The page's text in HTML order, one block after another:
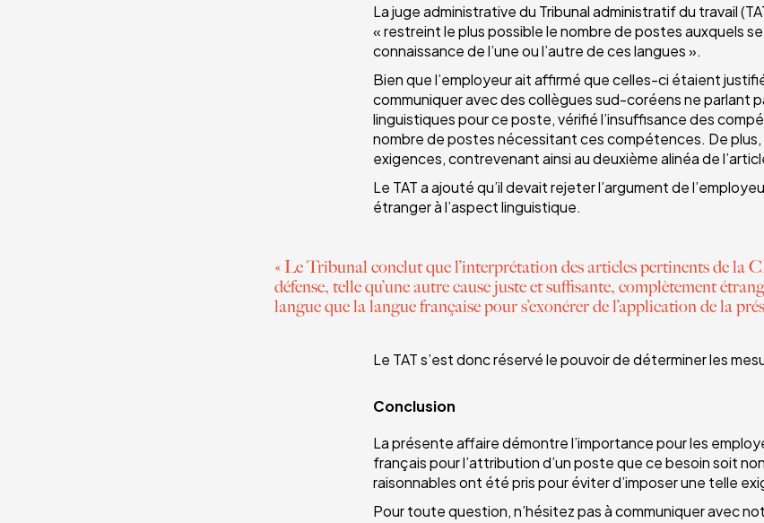
La juge administrative du Tribunal administratif du travail
« restreint le plus possible le nombre de postes auxquels
connaissance de l’une ou l’autre de ces langues ».
Bien que l’employeur ait affirmé que celles-ci étaient
communiquer avec des collègues sud-coréens ne parlant
linguistiques pour ce poste, vérifié l’insuffisance des
nombre de postes nécessitant ces compétences. De plus,
exigences, contrevenant ainsi au deuxième alinéa de
Le TAT a ajouté qu’il devait rejeter l’argument de
étranger à l’aspect linguistique.
« Le Tribunal conclut que l’interprétation des articles pertinents de la
défense, telle qu’une autre cause juste et suffisante, complètement
langue que la langue française pour s’exonérer de l’application de la
Le TAT s’est donc réservé le pouvoir de déterminer les
Conclusion
La présente affaire démontre l’importance pour les
français pour l’attribution d’un poste que ce besoin soit
raisonnables ont été pris pour éviter d’imposer une telle
Pour toute question, n’hésitez pas à communiquer avec